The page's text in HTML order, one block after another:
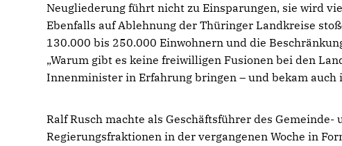
Neugliederung führt nicht zu Einsparungen, sie wird
Ebenfalls auf Ablehnung der Thüringer Landkreise
130.000 bis 250.000 Einwohnern und die
Warum gibt es keine freiwilligen Fusionen bei den
Innenminister in Erfahrung bringen – und bekam auch
Ralf Rusch machte als Geschäftsführer des
Regierungsfraktionen in der vergangenen Woche in